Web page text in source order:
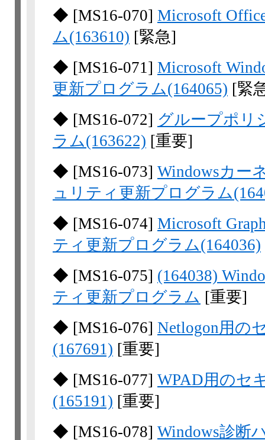
◆ [MS16-070] Microsoft
ム(163610) [緊急]
◆ [MS16-071] Microsoft
更新プログラム(164065) [緊
◆ [MS16-072] グループポリ
ラム(163622) [重要]
◆ [MS16-073] Windowsカー
ュリティ更新プログラム
◆ [MS16-074] Microsoft
ティ更新プログラム(164036)
◆ [MS16-075] (164038)
ティ更新プログラム [重要]
◆ [MS16-076] Netlogon用の
(167691) [重要]
◆ [MS16-077] WPAD用のセ
(165191) [重要]
◆ [MS16-078] Windows診断